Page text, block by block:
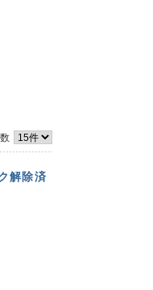
解除済